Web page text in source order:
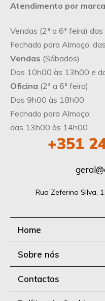
Atendimento por
Vendas (2ª a 6ª feira)
Fechado para Almoço:
Vendas (Sábados)
Das 10h00 às 13h00 e
Oficina (2ª a 6ª feira)
Das 9h00 às 18h00
Fechado para Almoço:
das 13h00 às 14h00
+351
Rua Zeferino Silva,
Home
Sobre nós
Contactos